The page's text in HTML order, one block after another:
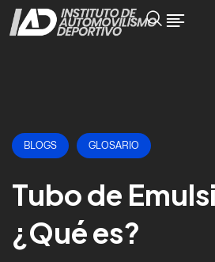
BLOGS GLOSARIO
Tubo de
¿Qué es?